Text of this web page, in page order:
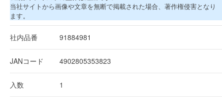
当社サイトから画像や文章を無断で掲載された場合、著作権侵害となり
ます。
社内品番 91884981
JANコード 4902805353823
入数 1